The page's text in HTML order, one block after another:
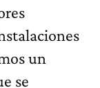
un
se